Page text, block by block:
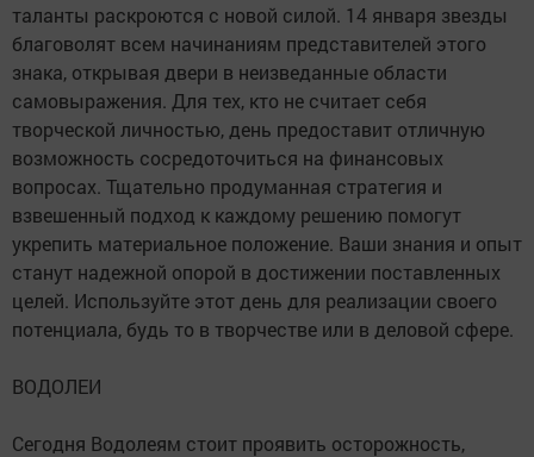
таланты раскроются с новой силой. 14 января звезды
благоволят всем начинаниям представителей этого
знака, открывая двери в неизведанные области
самовыражения. Для тех, кто не считает себя
творческой личностью, день предоставит отличную
возможность сосредоточиться на финансовых
вопросах. Тщательно продуманная стратегия и
взвешенный подход к каждому решению помогут
укрепить материальное положение. Ваши знания и опыт
станут надежной опорой в достижении поставленных
целей. Используйте этот день для реализации своего
потенциала, будь то в творчестве или в деловой сфере.
ВОДОЛЕИ
Сегодня Водолеям стоит проявить осторожность,